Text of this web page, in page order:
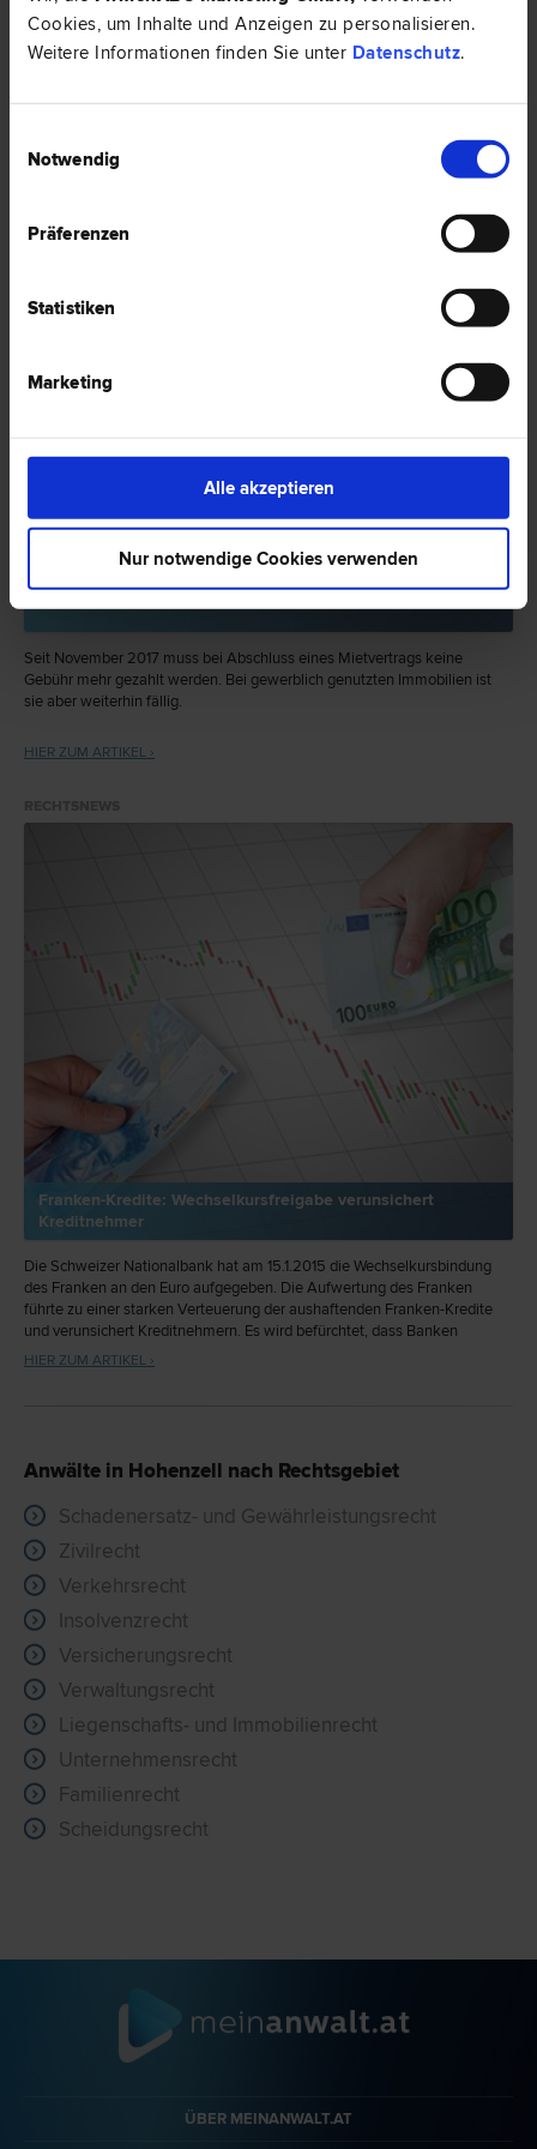
Cookies, um Inhalte und Anzeigen zu personalisieren.
Weitere Informationen finden Sie unter Datenschutz.
Notwendig
Präferenzen
Statistiken
Marketing
Alle akzeptieren
Nur notwendige Cookies verwenden
Einbruch ohne Einbruchsspuren – Zahlt die Versicherung?
Mietvertragsgebühr bei Wohnungen abgeschafft
Seit November 2017 muss bei Abschluss eines Mietvertrags keine
Gebühr mehr gezahlt werden. Bei gewerblich genutzten Immobilien ist
sie aber weiterhin fällig.
HIER ZUM ARTIKEL ›
Franken-Kredite: Wechselkursfreigabe verunsichert
Kreditnehmer
Die Schweizer Nationalbank hat am 15.1.2015 die Wechselkursbindung
des Franken an den Euro aufgegeben. Die Aufwertung des Franken
führte zu einer starken Verteuerung der aushaftenden Franken-Kredite
und verunsichert Kreditnehmern. Es wird befürchtet, dass Banken
Zwangskonvertierungen vornehmen oder Nachbesicherungen einfordern
HIER ZUM ARTIKEL ›
Anwälte in Hohenzell nach Rechtsgebiet
Schadenersatz- und Gewährleistungsrecht
Zivilrecht
Verkehrsrecht
Insolvenzrecht
Versicherungsrecht
Verwaltungsrecht
Liegenschafts- und Immobilienrecht
Unternehmensrecht
Familienrecht
Scheidungsrecht
ÜBER MEINANWALT.AT